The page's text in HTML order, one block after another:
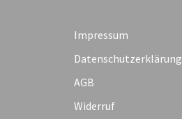
Impressum
Datenschutzerklärung
AGB
Widerruf